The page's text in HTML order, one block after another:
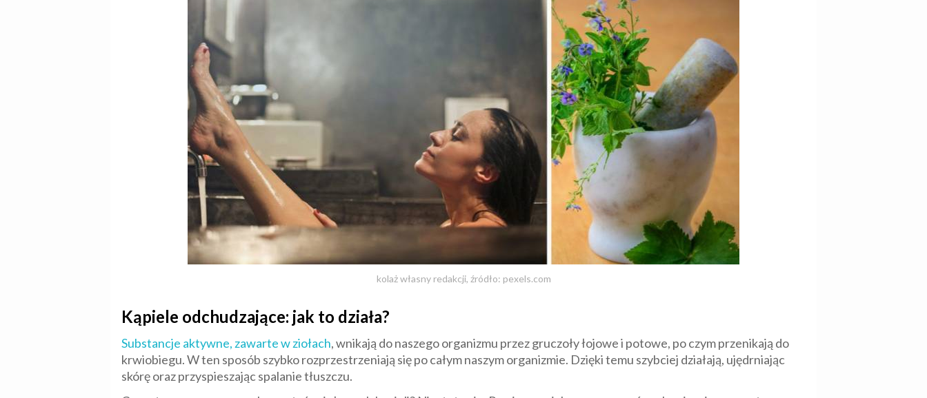
kolaż własny redakcji, źródło: pexels.com
Kąpiele odchudzające: jak to działa?
Substancje aktywne, zawarte w ziołach, wnikają do naszego organizmu przez gruczoły łojowe i potowe, po czym przenikają do
krwiobiegu. W ten sposób szybko rozprzestrzeniają się po całym naszym organizmie. Dzięki temu szybciej działają, ujędrniając
skórę oraz przyspieszając spalanie tłuszczu.